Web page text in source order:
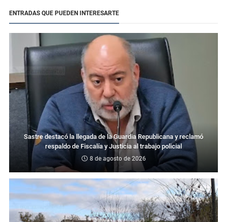
ENTRADAS QUE PUEDEN INTERESARTE
Sastre destacó la llegada de la Guardia Republicana y reclamó
respaldo de Fiscalía y Justicia al trabajo policial
8 de agosto de 2026